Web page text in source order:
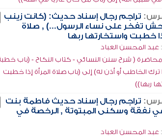
تراجم رجال إسناد حديث: (كانت زينب
تفخر على نساء الرسول...) , صلاة
خطبت واستخارتها ربها
عبد المحسن العباد
( شرح سنن النسائي - كتاب النكاح - (باب
ترك الخاطب أو أذن له) إلى (باب صلاة المرأة إذا خطبت
ربها))
تراجم رجال إسناد حديث فاطمة بنت
نفقة وسكنى المبتوتة , الرخصة في
عبد المحسن العباد